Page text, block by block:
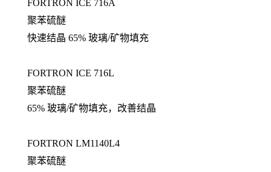
FORTRON ICE 716A
聚苯硫醚
快速结晶 65% 玻璃/矿物填充
FORTRON ICE 716L
聚苯硫醚
65% 玻璃/矿物填充，改善结晶
FORTRON LM1140L4
聚苯硫醚